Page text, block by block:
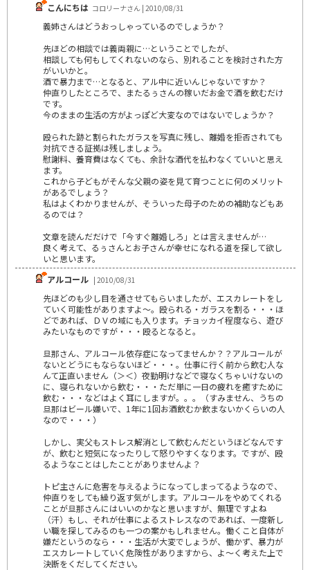
こんにちは コロリーナさん | 2010/08/31
義姉さんはどうおっしゃっているのでしょうか？
先ほどの相談では義両親に…ということでしたが、
相談しても何もしてくれないのなら、別れることを検討された方
がいいかと。
酒で暴力まで…となると、アル中に近いんじゃないですか？
仲直りしたところで、またるぅさんの稼いだお金で酒を飲むだけ
です。
今のままの生活の方がよっぽど大変なのではないでしょうか？
殴られた跡と割られたガラスを写真に残し、離婚を拒否されても
対抗できる証拠は残しましょう。
慰謝料、養育費はなくても、余計な酒代を払わなくていいと思え
ます。
これから子どもがそんな父親の姿を見て育つことに何のメリット
があるでしょう？
私はよくわかりませんが、そういった母子のための補助などもあ
るのでは？
文章を読んだだけで「今すぐ離婚しろ」とは言えませんが…
良く考えて、るぅさんとお子さんが幸せになれる道を探して欲し
いと思います。
アルコール | 2010/08/31
先ほどのも少し目を通させてもらいましたが、エスカレートをし
ていく可能性がありますよ～。殴られる・ガラスを割る・・・ほ
どであれば、ＤＶの域にも入ります。チョッカイ程度なら、遊び
みたいなものですが・・・殴るとなると。
旦那さん、アルコール依存症になってませんか？？アルコールが
ないとどうにもならないほど・・・。仕事に行く前から飲む人な
んて正直いません（＞＜）夜勤明けなどで寝なくちゃいけないの
に、寝られないから飲む・・・ただ単に一日の疲れを癒すために
飲む・・・などはよく耳にしますが。。。（すみません、うちの
旦那はビール嫌いで、1年に1回お酒飲むか飲まないかくらいの人
なので・・・）
しかし、実父もストレス解消として飲むんだというほどなんです
が、飲むと短気になったりして怒りやすくなります。ですが、殴
るようなことはしたことがありませんよ？
トピ主さんに危害を与えるようになってしまってるようなので、
仲直りをしても繰り返す気がします。アルコールをやめてくれる
ことが旦那さんにはいいのかなと思いますが、無理ですよね
（汗）もし、それが仕事によるストレスなのであれば、一度新し
い職を探してみるのも一つの案かもしれません。働くこと自体が
嫌だというのなら・・・生活が大変でしょうが、働かず、暴力が
エスカレートしていく危険性がありますから、よ～く考えた上で
決断をくだしてください。